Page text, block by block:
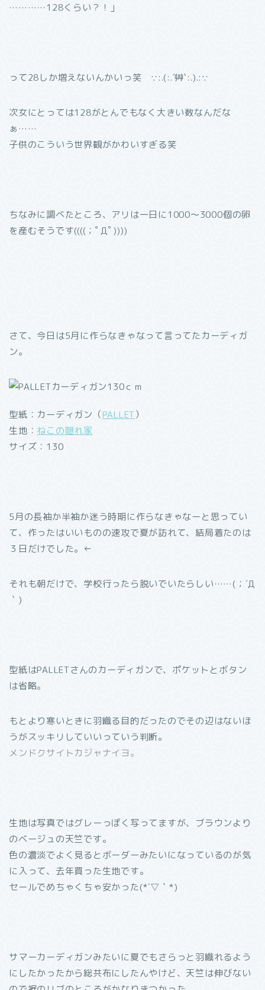
…………128くらい？！」
って28しか増えないんかいっ笑 ∵:.(:.´艸`:.).:∵
次女にとっては128がとんでもなく大きい数なんだな
ぁ……
子供のこういう世界観がかわいすぎる笑
ちなみに調べたところ、アリは一日に1000～3000個の卵
を産むそうです((((；ﾟДﾟ))))
さて、今日は5月に作らなきゃなって言ってたカーディガ
ン。
型紙：カーディガン（PALLET）
生地： ねこの隠れ家
サイズ：130
5月の長袖か半袖か迷う時期に作らなきゃなーと思ってい
て、作ったはいいものの速攻で夏が訪れて、結局着たのは
３日だけでした。←
それも朝だけで、学校行ったら脱いでいたらしい……(；´Д
｀)
型紙はPALLETさんのカーディガンで、ポケットとボタン
は省略。
もとより寒いときに羽織る目的だったのでその辺はないほ
うがスッキリしていいっていう判断。
メンドクサイトカジャナイヨ。
生地は写真ではグレーっぽく写ってますが、ブラウンより
のベージュの天竺です。
色の濃淡でよく見るとボーダーみたいになっているのが気
に入って、去年買った生地です。
セールでめちゃくちゃ安かった(*´▽｀*)
サマーカーディガンみたいに夏でもさらっと羽織れるよう
にしたかったから総共布にしたんやけど、天竺は伸びない